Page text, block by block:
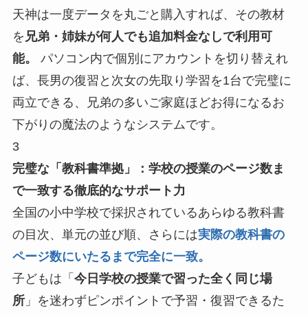
天神は一度データを丸ごと購入すれば、その教材
を 兄弟・姉妹が何人でも追加料金なしで利用可
能。
パソコン内で個別にアカウントを切り替えれ
ば、長男の復習と次女の先取り学習を1台で完璧に
両立できる、兄弟の多いご家庭ほどお得になるお
下がりの魔法のようなシステムです。
3
完璧な「教科書準拠」：学校の授業のページ数ま
で一致する徹底的なサポート力
全国の小中学校で採択されているあらゆる教科書
の目次、単元の並び順、さらには実際の教科書の
ページ数にいたるまで完全に一致。
子どもは「 今日学校の授業で習った全く同じ場
所」を迷わずピンポイントで予習・復習できるた